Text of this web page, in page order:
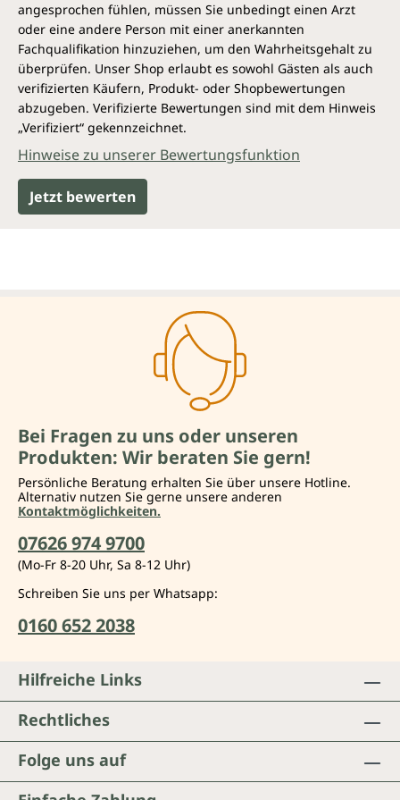
angesprochen fühlen, müssen Sie unbedingt einen Arzt
oder eine andere Person mit einer anerkannten
Fachqualifikation hinzuziehen, um den Wahrheitsgehalt zu
überprüfen. Unser Shop erlaubt es sowohl Gästen als auch
verifizierten Käufern, Produkt- oder Shopbewertungen
abzugeben. Verifizierte Bewertungen sind mit dem Hinweis
„Verifiziert“ gekennzeichnet.
Hinweise zu unserer Bewertungsfunktion
Jetzt bewerten
Bei Fragen zu uns oder unseren
Produkten: Wir beraten Sie gern!
Persönliche Beratung erhalten Sie über unsere Hotline.
Alternativ nutzen Sie gerne unsere anderen
Kontaktmöglichkeiten.
07626 974 9700
(Mo-Fr 8-20 Uhr, Sa 8-12 Uhr)
Schreiben Sie uns per Whatsapp:
0160 652 2038
Folge uns auf
Hilfreiche Links
Rechtliches